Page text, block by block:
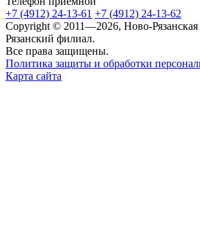
+7 (4912) 24-13-61 +7 (4912) 24-13-62
Copyright © 2011—2026, Ново-
Рязанский филиал.
Все права защищены.
Политика защиты и обработки
Карта сайта